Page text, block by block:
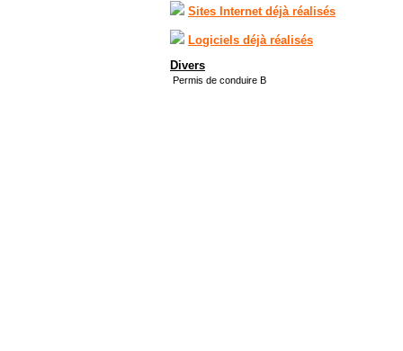
Sites Internet déjà réalisés
Logiciels déjà réalisés
Divers
Permis de conduire B